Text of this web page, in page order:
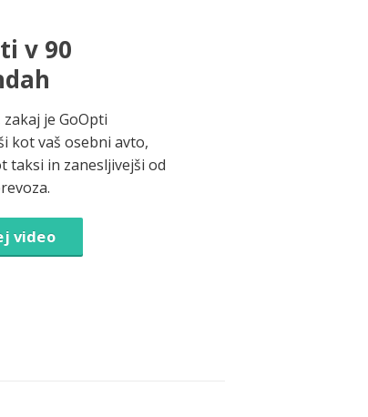
v 90
je GoOpti
kot vaš osebni avto,
taksi in zanesljivejši od
video